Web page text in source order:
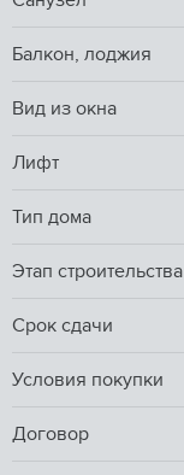
Балкон, лоджия
Вид из окна
Лифт
Тип дома
Этап строительства
Срок сдачи
Условия покупки
Договор